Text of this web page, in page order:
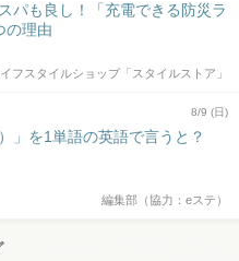
パも良し！「充電できる防災ラ
の理由
フスタイルショップ「スタイルストア」
8/9 (日)
」を1単語の英語で言うと？
編集部（協力：eステ）